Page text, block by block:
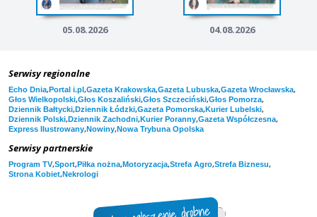
05.08.2026 04.08.2026
Serwisy regionalne
Echo Dnia,Portal i.pl,Gazeta Krakowska,Gazeta Lubuska,Gazeta Wrocławska,
Głos Wielkopolski,Głos Koszaliński,Głos Szczeciński,Głos Pomorza,
Dziennik Bałtycki,Dziennik Łódzki,Gazeta Pomorska,Kurier Lubelski,
Dziennik Polski,Dziennik Zachodni,Kurier Poranny,Gazeta Współczesna,
Express Ilustrowany,Nowiny,Nowa Trybuna Opolska
Serwisy partnerskie
Program TV,Sport,Piłka nożna,Motoryzacja,Strefa Agro,Strefa Biznesu,
Strona Kobiet,Nekrologi